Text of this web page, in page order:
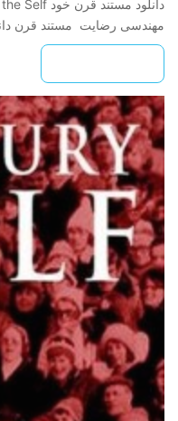
مهندسی رضایت مستند قرن